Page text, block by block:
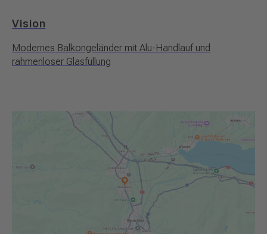
Vision
Modernes Balkongeländer mit Alu-Handlauf und
rahmenloser Glasfüllung